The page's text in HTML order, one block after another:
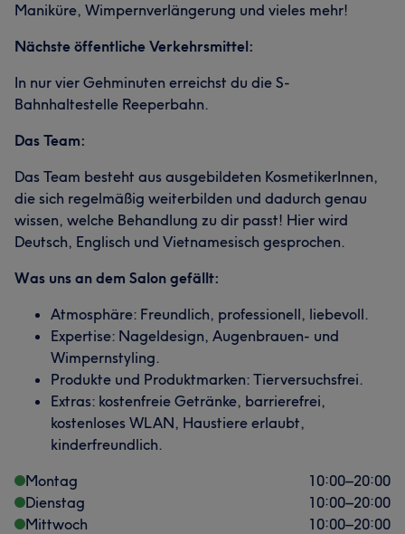
Maniküre, Wimpernverlängerung und vieles mehr!
Nächste öffentliche Verkehrsmittel:
In nur vier Gehminuten erreichst du die S-
Bahnhaltestelle Reeperbahn.
Das Team:
Das Team besteht aus ausgebildeten KosmetikerInnen,
die sich regelmäßig weiterbilden und dadurch genau
wissen, welche Behandlung zu dir passt! Hier wird
Deutsch, Englisch und Vietnamesisch gesprochen.
Was uns an dem Salon gefällt:
Atmosphäre: Freundlich, professionell, liebevoll.
Expertise: Nageldesign, Augenbrauen- und
Wimpernstyling.
Produkte und Produktmarken: Tierversuchsfrei.
Extras: kostenfreie Getränke, barrierefrei,
kostenloses WLAN, Haustiere erlaubt,
kinderfreundlich.
Montag
10:00–20:00
Dienstag
10:00–20:00
Mittwoch
10:00–20:00